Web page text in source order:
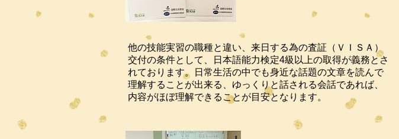
他の技能実習の職種と違い、来日する為の査証（ＶＩＳＡ）
交付の条件として、日本語能力検定4級以上の取得が義務とさ
れております。日常生活の中でも身近な話題の文章を読んで
理解することが出来る、ゆっくりと話される会話であれば、
内容がほぼ理解できることが目安となります。